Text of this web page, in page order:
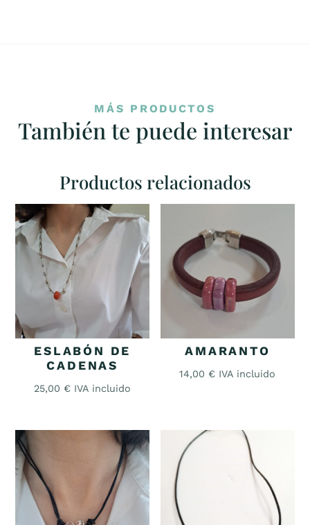
MÁS PRODUCTOS
También te puede interesar
Productos relacionados
ESLABÓN DE
CADENAS
25,00 € IVA incluido
AMARANTO
14,00 € IVA incluido